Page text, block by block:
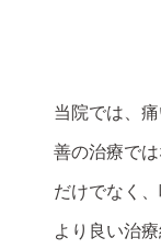
当院では、
善の治療で
だけでなく
より良い治